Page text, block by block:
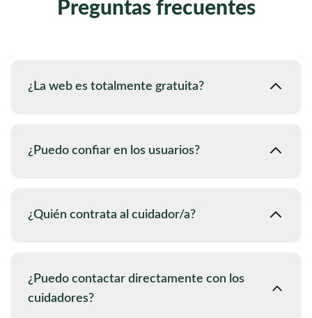
Preguntas frecuentes
¿La web es totalmente gratuita?
¿Puedo confiar en los usuarios?
¿Quién contrata al cuidador/a?
¿Puedo contactar directamente con los
cuidadores?